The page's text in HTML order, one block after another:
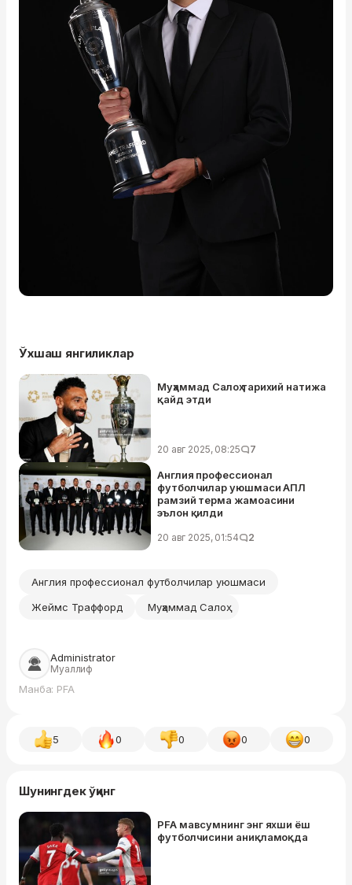
Ўхшаш янгиликлар
Муҳаммад Салоҳ тарихий натижа
қайд этди
20 авг 2025, 08:25 7
Англия профессионал
футболчилар уюшмаси АПЛ
рамзий терма жамоасини
эълон қилди
20 авг 2025, 01:54 2
Англия профессионал футболчилар уюшмаси
Жеймс Траффорд
Муҳаммад Салоҳ
Administrator
Муаллиф
Манба: PFA
5 0 0 0 0
Шунингдек ўқинг
PFA мавсумнинг энг яхши ёш
футболчисини аниқламоқда